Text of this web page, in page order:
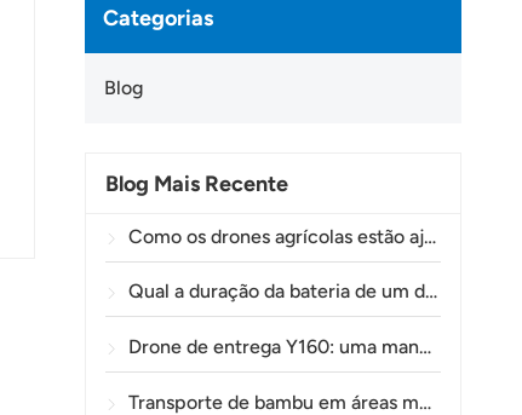
Categorias
Blog
Blog Mais Recente
Como os drones agrícolas estão ajudando os agricultores brasileiros a aprimorar as operações de pulverização de lavouras.
Qual a duração da bateria de um drone agrícola?
Drone de entrega Y160: uma maneira mais segura e eficiente de transportar materiais para torres de energia em terrenos montanhosos.
Transporte de bambu em áreas montanhosas: como a TOLXGUN Y160 abre uma nova rota da floresta ao ponto de coleta.